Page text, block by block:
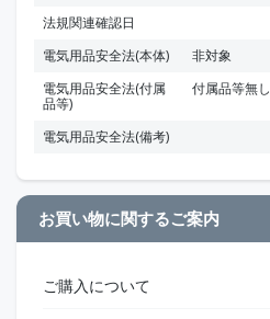
法規関連確認日
電気用品安全法(本体)
非対象
電気用品安全法(付属
品等)
付属品等無し
電気用品安全法(備考)
お買い物に関するご案内
ご購入について